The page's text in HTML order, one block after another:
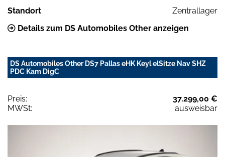
Standort
Zentrallager
Details zum DS Automobiles Other anzeigen
DS Automobiles Other DS7 Pallas eHK Keyl elSitze Nav SHZ
PDC Kam DigC
Preis:
37.299,00 €
MWSt:
ausweisbar